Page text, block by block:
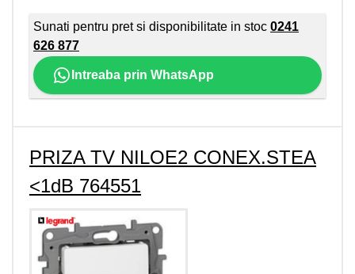
Sunati pentru pret si disponibilitate in stoc 0241
626 877
Intreaba prin WhatsApp
PRIZA TV NILOE2 CONEX.STEA
<1dB 764551